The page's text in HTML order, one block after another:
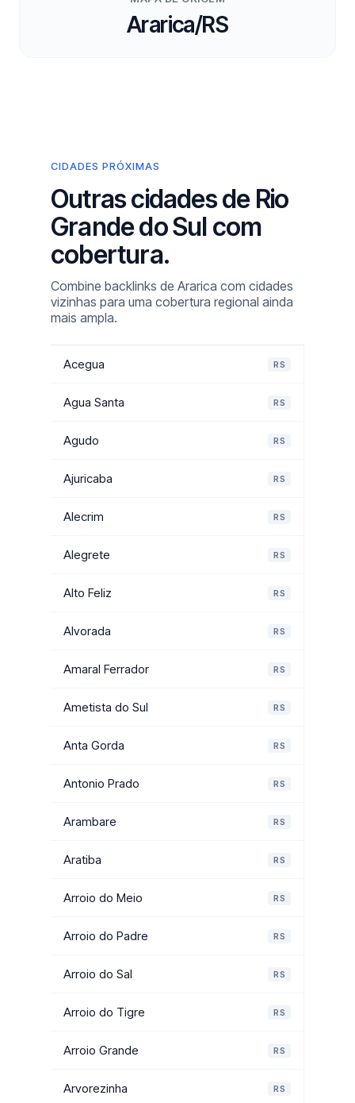
Ararica/RS
CIDADES PRÓXIMAS
Outras cidades de Rio
Grande do Sul com
cobertura.
Combine backlinks de Ararica com cidades
vizinhas para uma cobertura regional ainda
mais ampla.
Acegua RS
Agua Santa RS
Agudo RS
Ajuricaba RS
Alecrim RS
Alegrete RS
Alto Feliz RS
Alvorada RS
Amaral Ferrador RS
Ametista do Sul RS
Anta Gorda RS
Antonio Prado RS
Arambare RS
Aratiba RS
Arroio do Meio RS
Arroio do Padre RS
Arroio do Sal RS
Arroio do Tigre RS
Arroio Grande RS
Arvorezinha RS